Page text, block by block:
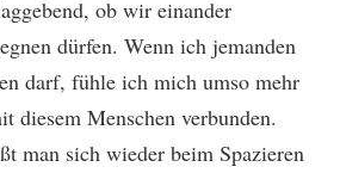
ob wir einander
dürfen. Wenn ich jemanden
darf, fühle ich mich umso mehr
diesem Menschen verbunden.
man sich wieder beim Spazieren